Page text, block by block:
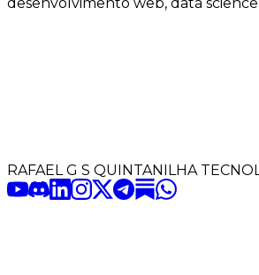
desenvolvimento web, data science,
RAFAEL G S QUINTANILHA